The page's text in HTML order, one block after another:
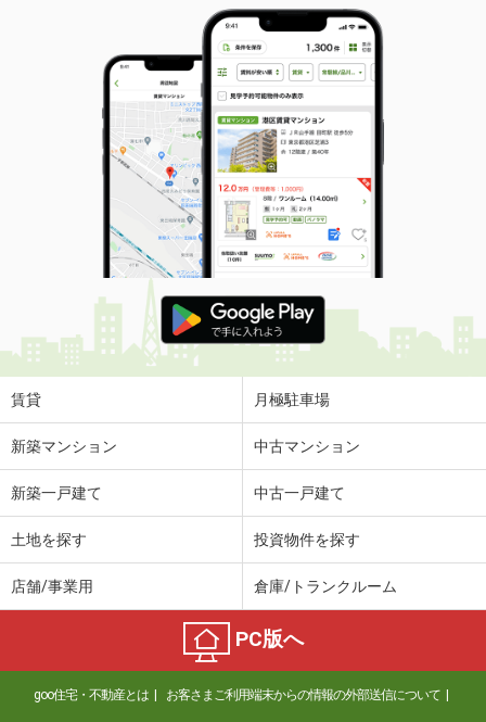
賃貸 月極駐車場
新築マンション 中古マンション
新築一戸建て 中古一戸建て
土地を探す 投資物件を探す
店舗/事業用 倉庫/トランクルーム
PC版へ
goo住宅・不動産とは お客さまご利用端末からの情報の外部送信について